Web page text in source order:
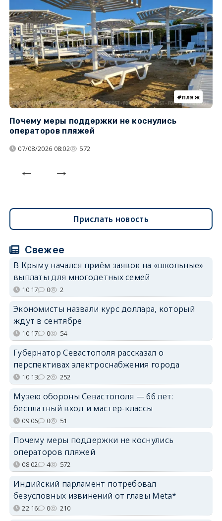
пляж
Почему меры поддержки не коснулись
операторов пляжей
07/08/2026 08:02 572
Прислать новость
Свежее
В Крыму начался приём заявок на «школьные»
выплаты для многодетных семей
10:17 0 2
Экономисты назвали курс доллара, который
ждут в сентябре
10:17 0 54
Губернатор Севастополя рассказал о
перспективах электроснабжения города
10:13 2 252
Музею обороны Севастополя — 66 лет:
бесплатный вход и мастер-классы
09:06 0 51
Почему меры поддержки не коснулись
операторов пляжей
08:02 4 572
Индийский парламент потребовал
безусловных извинений от главы Meta*
22:16 0 210